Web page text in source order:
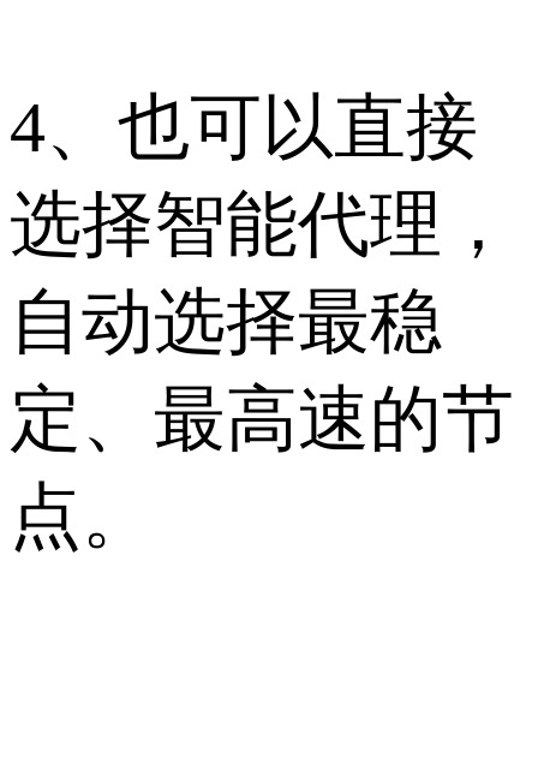
4、也可以直接
选择智能代理，
自动选择最稳
定、最高速的节
点。